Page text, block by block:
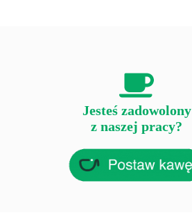
Jesteś zadowolony
z naszej pracy?